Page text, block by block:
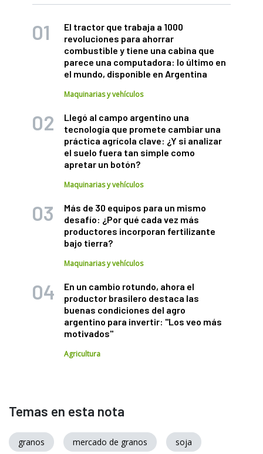
El tractor que trabaja a 1000
revoluciones para ahorrar
combustible y tiene una cabina que
parece una computadora: lo último en
el mundo, disponible en Argentina
Maquinarias y vehículos
Llegó al campo argentino una
tecnología que promete cambiar una
práctica agrícola clave: ¿Y si analizar
el suelo fuera tan simple como
apretar un botón?
Maquinarias y vehículos
Más de 30 equipos para un mismo
desafío: ¿Por qué cada vez más
productores incorporan fertilizante
bajo tierra?
Maquinarias y vehículos
En un cambio rotundo, ahora el
productor brasilero destaca las
buenas condiciones del agro
argentino para invertir: "Los veo más
motivados"
Agricultura
Temas en esta nota
granos mercado de granos soja